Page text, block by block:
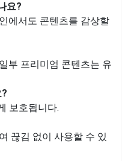
요?
에서도 콘텐츠를 감상할
부 프리미엄 콘텐츠는 유
보호됩니다.
끊김 없이 사용할 수 있